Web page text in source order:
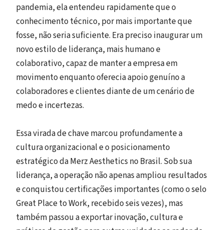
pandemia, ela entendeu rapidamente que o
conhecimento técnico, por mais importante que
fosse, não seria suficiente. Era preciso inaugurar um
novo estilo de liderança, mais humano e
colaborativo, capaz de manter a empresa em
movimento enquanto oferecia apoio genuíno a
colaboradores e clientes diante de um cenário de
medo e incertezas.
Essa virada de chave marcou profundamente a
cultura organizacional e o posicionamento
estratégico da Merz Aesthetics no Brasil. Sob sua
liderança, a operação não apenas ampliou resultados
e conquistou certificações importantes (como o selo
Great Place to Work, recebido seis vezes), mas
também passou a exportar inovação, cultura e